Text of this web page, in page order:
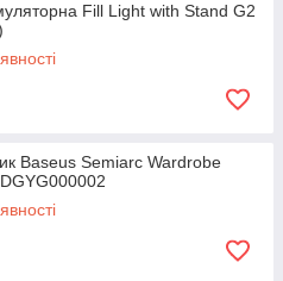
Fill Light with Stand G2
Baseus Semiarc Wardrobe